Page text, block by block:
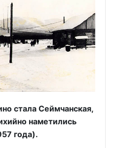
стала Сеймчанская,
наметились
года).